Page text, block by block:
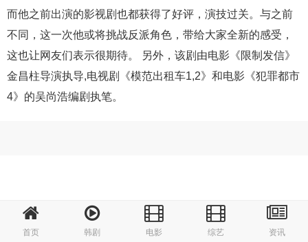
首页 韩剧 电影 综艺 资讯
而他之前出演的影视剧也都获得了好评，演技过关。与之前
不同，这一次他或将挑战反派角色，带给大家全新的感受，
这也让网友们表示很期待。 另外，该剧由电影《限制发信》
金昌柱导演执导,电视剧《模范出租车1,2》和电影《犯罪都市
4》的吴尚浩编剧执笔。